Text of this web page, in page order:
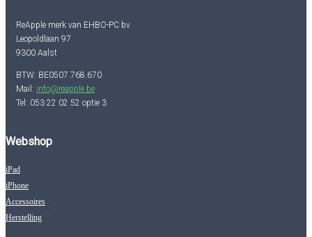
ReApple merk van EHBO-PC bv
Leopoldlaan 97
9300 Aalst
BTW: BE0507.768.670
Mail: info@reapple.be
Tel: 053 22 02 52 optie 3
Webshop
iPad
iPhone
Accessoires
Herstelling